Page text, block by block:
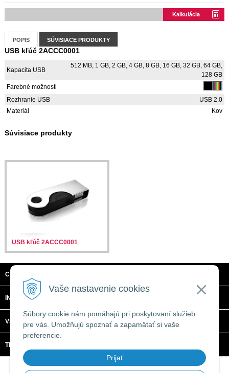
Vaše nastavenie cookies
Súbory cookie nám pomáhajú pri poskytovaní služieb
pre vás. Umožňujú spoznať a zapamätať si vaše
preferencie.
Prijať
Kalkulácia
POPIS SÚVISIACE PRODUKTY
USB kľúč 2ACCC0001
Kapacita USB
512 MB, 1 GB, 2 GB, 4 GB, 8 GB, 16 GB, 32 GB, 64 GB,
128 GB
Farebné možnosti
Rozhranie USB
USB 2.0
Materiál
Kov
Súvisiace produkty
USB kľúč 2ACCC0001
CTRL + C, S.R.O.
INFORMÁCIE
VŠETKO O NÁKUPE
TECHNICKÉ ŠPECIFIKÁCIE
© 2026 CTRL + C, s.r.o. • tvorba eshopu cez UNIobchod
spoločnosti
WEBYGROUP